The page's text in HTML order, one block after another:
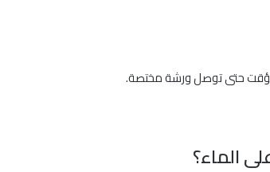
حتى توصل ورشة مختصة.
الماء؟